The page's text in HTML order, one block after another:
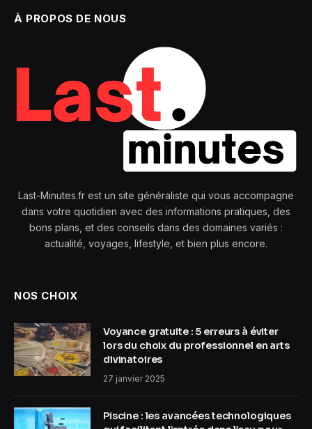
À PROPOS DE NOUS
Last-Minutes.fr est un site généraliste qui vous accompagne
dans votre quotidien avec des informations pratiques, des
bons plans, et des conseils dans des domaines variés :
actualité, voyages, lifestyle, et bien plus encore.
NOS CHOIX
Voyance gratuite : 5 erreurs à éviter
lors du choix du professionnel en arts
divinatoires
27 janvier 2025
Piscine : les avancées technologiques